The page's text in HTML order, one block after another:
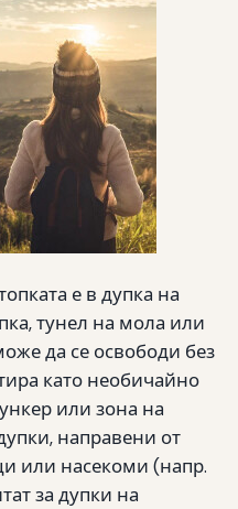
е в дупка на
тунел на мола или
да се освободи без
като необичайно
или зона на
направени от
или насекоми (напр.
за дупки на